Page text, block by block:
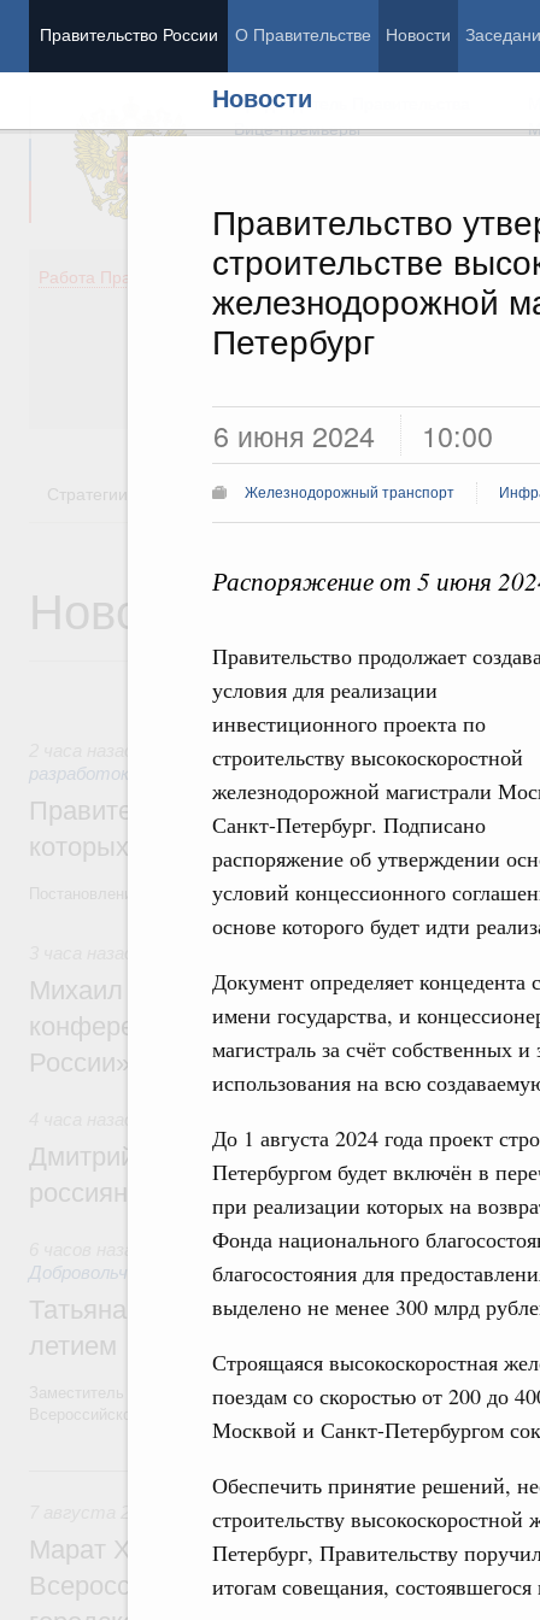
Правительство России О Правительстве Новости
Новости
Правительство
строительстве
железнодорожной
Петербург
6 июня 2024 10:00
Железнодорожный транспорт
Распоряжение от 5 июня
Правительство продолжает
условия для реализации
инвестиционного проекта по
строительству высокоскоростной
железнодорожной магистрали
Санкт-Петербург. Подписано
распоряжение об утверждении
условий концессионного
основе которого будет идти
Документ определяет
имени государства, и
магистраль за счёт собственных
использования на всю
До 1 августа 2024 года проект
Петербургом будет включён в
при реализации которых на
Фонда национального
благосостояния для
выделено не менее 300 млрд
Строящаяся высокоскоростная
поездам со скоростью от 200 до
Москвой и Санкт-Петербургом
Обеспечить принятие решений,
строительству
Петербург, Правительству
итогам совещания,
Председатель Правительства
Вице-премьеры
Работа Правительства
Демография
Здоровье
Образование
Культура
Государство
Стратегии Государственные программы
Новости
Государственная политика в сфере научных
разработок
Правительство расширило перечень
которых освобождаются от НДФЛ
Постановление от 5 августа 2026 года №978
Михаил Мишустин дал поручения по
конференции «Цифровая индустрия
России»
Дмитрий Чернышенко и Михаил
россиян с Днём физкультурника
Социальные инновации. Некоммерческие
Добровольчество и волонтёрство. Благотворительность
Татьяна Голикова поздравила
летием
Заместитель Председателя Правительства Татьяна Голикова
Всероссийского общественного движения «Волонтёры-медики» с
Марат Хуснуллин провёл заседание
Всероссийского конкурса лучших